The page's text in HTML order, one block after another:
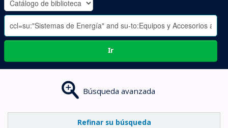
-
Ir
Búsqueda avanzada
Refinar su búsqueda